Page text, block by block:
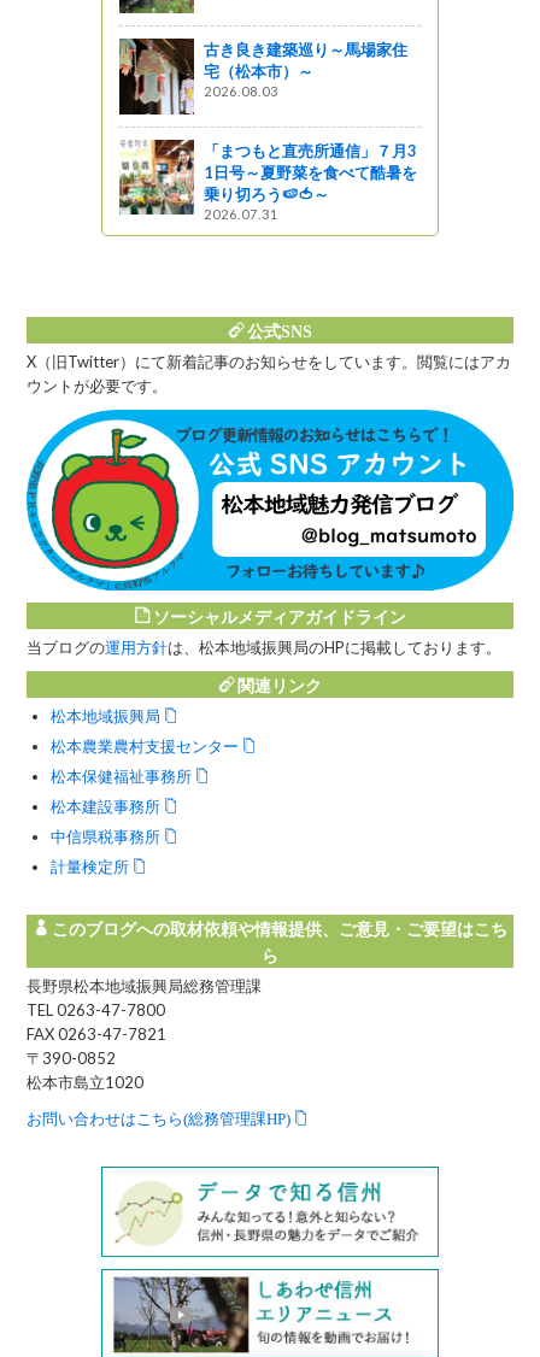
古き良き建築巡り～馬場家住
宅（松本市）～
2026.08.03
「まつもと直売所通信」７月3
1日号～夏野菜を食べて酷暑を
乗り切ろう🍉🍅～
2026.07.31
公式SNS
X（旧Twitter）にて新着記事のお知らせをしています。閲覧にはアカ
ウントが必要です。
ソーシャルメディアガイドライン
当ブログの運用方針は、松本地域振興局のHPに掲載しております。
関連リンク
松本地域振興局
松本農業農村支援センター
松本保健福祉事務所
松本建設事務所
中信県税事務所
計量検定所
このブログへの取材依頼や情報提供、ご意見・ご要望はこち
ら
長野県松本地域振興局総務管理課
TEL 0263-47-7800
FAX 0263-47-7821
〒390-0852
松本市島立1020
お問い合わせはこちら(総務管理課HP)